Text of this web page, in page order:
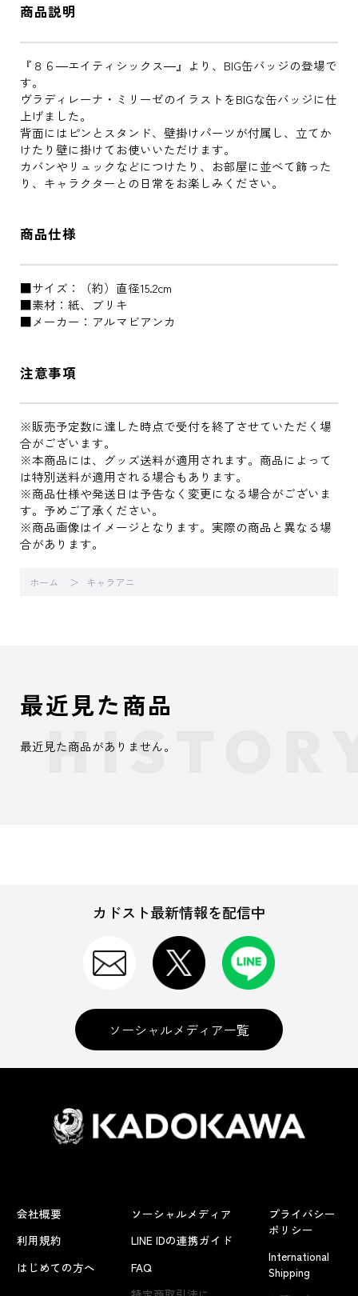
商品説明
『８６―エイティシックス―』より、BIG缶バッジの登場で
す。
ヴラディレーナ・ミリーゼのイラストをBIGな缶バッジに仕
上げました。
背面にはピンとスタンド、壁掛けパーツが付属し、立てか
けたり壁に掛けてお使いいただけます。
カバンやリュックなどにつけたり、お部屋に並べて飾った
り、キャラクターとの日常をお楽しみください。
商品仕様
■サイズ：（約）直径15.2cm
■素材：紙、ブリキ
■メーカー：アルマビアンカ
注意事項
※販売予定数に達した時点で受付を終了させていただく場
合がございます。
※本商品には、グッズ送料が適用されます。商品によって
は特別送料が適用される場合もあります。
※商品仕様や発送日は予告なく変更になる場合がございま
す。予めご了承ください。
※商品画像はイメージとなります。実際の商品と異なる場
合があります。
ホーム キャラアニ
よくあるお問い合わせ
最近見た商品
最近見た商品がありません。
カドスト最新情報を配信中
ソーシャルメディア一覧
会社概要
利用規約
はじめての方へ
ソーシャルメディア
LINE IDの連携ガイド
FAQ
プライバシー
ポリシー
International
Shipping